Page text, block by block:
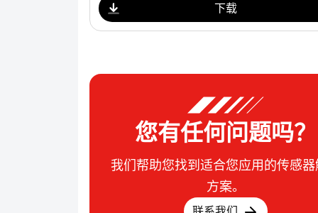
下载
您有任何问题吗？
我们帮助您找到适合您应用的传感
方案。